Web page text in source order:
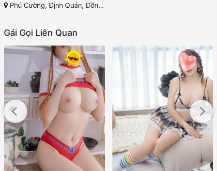
Phú Cường, Định Quán, Đồng Nai
Gái Gọi Liên Quan